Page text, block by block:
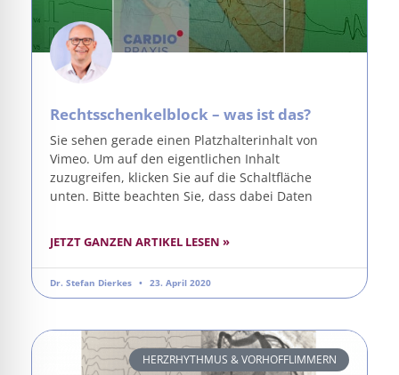
Rechtsschenkelblock – was ist das?
Sie sehen gerade einen Platzhalterinhalt von
Vimeo. Um auf den eigentlichen Inhalt
zuzugreifen, klicken Sie auf die Schaltfläche
unten. Bitte beachten Sie, dass dabei Daten
JETZT GANZEN ARTIKEL LESEN »
Dr. Stefan Dierkes 23. April 2020
HERZRHYTHMUS & VORHOFFLIMMERN